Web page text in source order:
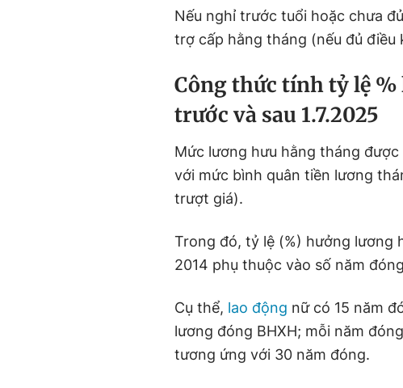
Nếu nghỉ trước tuổi hoặc chưa
trợ cấp hằng tháng (nếu đủ điều
Công thức tính tỷ lệ
trước và sau 1.7.2025
Mức lương hưu hằng tháng
với mức bình quân tiền lương
trượt giá).
Trong đó, tỷ lệ (%) hưởng lương
2014 phụ thuộc vào số năm
Cụ thể, lao động nữ có 15 năm
lương đóng BHXH; mỗi năm
tương ứng với 30 năm đóng.